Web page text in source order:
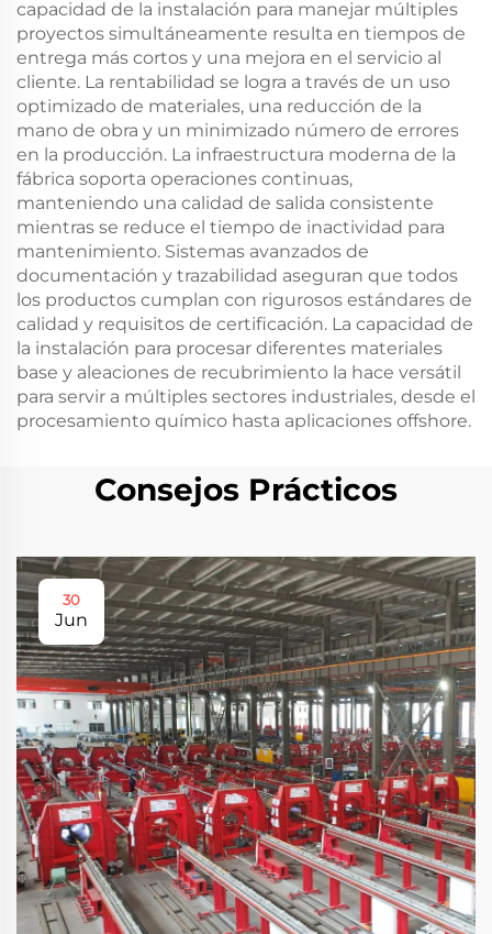
capacidad de la instalación para manejar múltiples
proyectos simultáneamente resulta en tiempos de
entrega más cortos y una mejora en el servicio al
cliente. La rentabilidad se logra a través de un uso
optimizado de materiales, una reducción de la
mano de obra y un minimizado número de errores
en la producción. La infraestructura moderna de la
fábrica soporta operaciones continuas,
manteniendo una calidad de salida consistente
mientras se reduce el tiempo de inactividad para
mantenimiento. Sistemas avanzados de
documentación y trazabilidad aseguran que todos
los productos cumplan con rigurosos estándares de
calidad y requisitos de certificación. La capacidad de
la instalación para procesar diferentes materiales
base y aleaciones de recubrimiento la hace versátil
para servir a múltiples sectores industriales, desde el
procesamiento químico hasta aplicaciones offshore.
Consejos Prácticos
30
Jun